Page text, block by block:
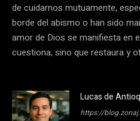
de cuidarnos mutuamente,
borde del abismo o han sido
amor de Dios se manifiesta en
cuestiona, sino que restaura y
Lucas de
https://